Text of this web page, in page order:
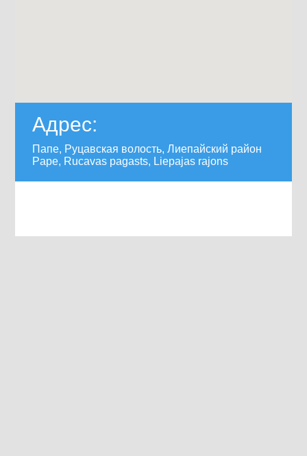
Адрес:
Папе, Руцавская волость, Лиепайский район
Pape, Rucavas pagasts, Liepajas rajons